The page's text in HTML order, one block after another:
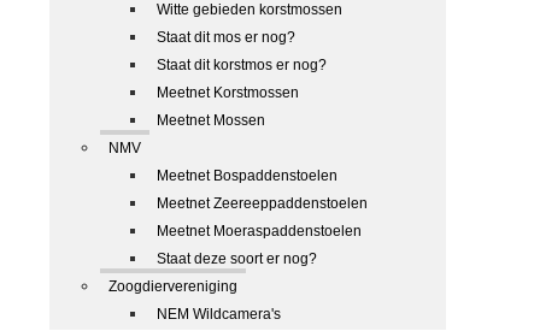
Witte gebieden korstmossen
Staat dit mos er nog?
Staat dit korstmos er nog?
Meetnet Korstmossen
Meetnet Mossen
NMV
Meetnet Bospaddenstoelen
Meetnet Zeereeppaddenstoelen
Meetnet Moeraspaddenstoelen
Staat deze soort er nog?
Zoogdiervereniging
NEM Wildcamera's